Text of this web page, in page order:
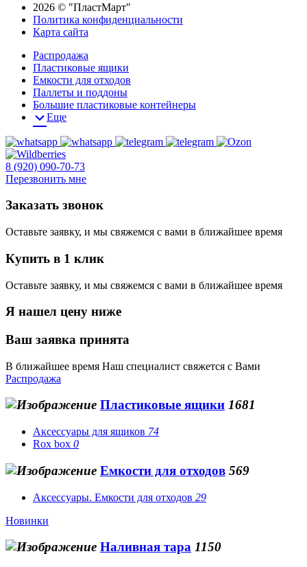
2026 © "ПластМарт"
Политика конфиденциальности
Карта сайта
Распродажа
Пластиковые ящики
Емкости для отходов
Паллеты и поддоны
Большие пластиковые контейнеры
Еще
8 (920) 090-70-73
Перезвонить мне
Заказать звонок
Оставьте заявку, и мы свяжемся с вами в ближайшее время
Купить в 1 клик
Оставьте заявку, и мы свяжемся с вами в ближайшее время
Я нашел цену ниже
Ваш заявка принята
В ближайшее время Наш специалист свяжется с Вами
Распродажа
Пластиковые ящики 1681
Аксессуары для ящиков 74
Rox box 0
Емкости для отходов 569
Аксессуары. Емкости для отходов 29
Новинки
Наливная тара 1150